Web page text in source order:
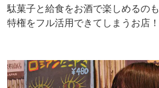
駄菓子と給食をお酒で楽しめるの
特権をフル活用できてしまうお店！